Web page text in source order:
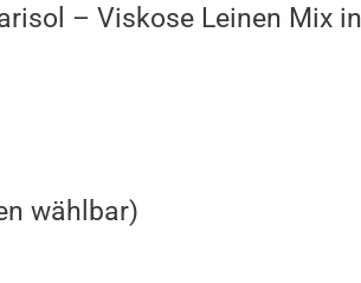
– Viskose Leinen Mix
wählbar)